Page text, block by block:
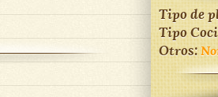
Tipo de
Tipo
Otros: